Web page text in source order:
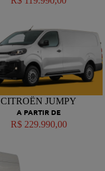
CITROËN JUMPY
A PARTIR DE
R$ 229.990,00